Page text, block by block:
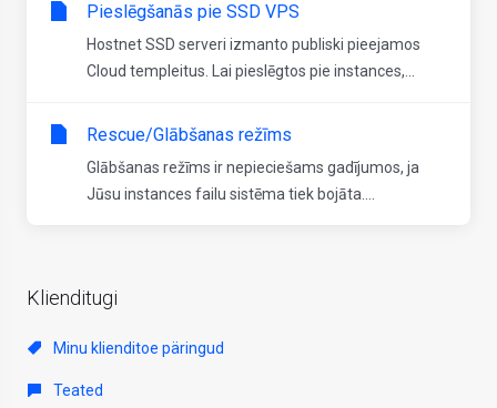
Klienditugi
Minu klienditoe päringud
Teated
Pieslēgšanās pie SSD VPS
Hostnet SSD serveri izmanto publiski pieejamos
Cloud templeitus. Lai pieslēgtos pie instances,...
Rescue/Glābšanas režīms
Glābšanas režīms ir nepieciešams gadījumos, ja
Jūsu instances failu sistēma tiek bojāta....